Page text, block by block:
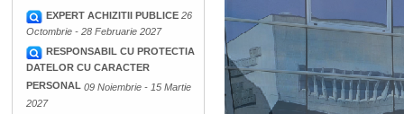
EXPERT ACHIZITII PUBLICE 26
Octombrie - 28 Februarie 2027
RESPONSABIL CU PROTECTIA
DATELOR CU CARACTER
PERSONAL 09 Noiembrie - 15 Martie
2027